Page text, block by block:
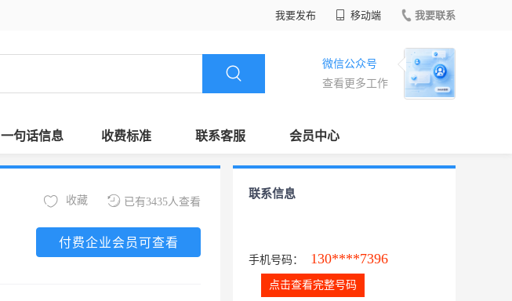
我要发布 移动端 我要联系
微信公众号
查看更多工作
一句话信息 收费标准 联系客服 会员中心
已有3435人查看
收藏
付费企业会员可查看
联系信息
手机号码： 130****7396
点击查看完整号码